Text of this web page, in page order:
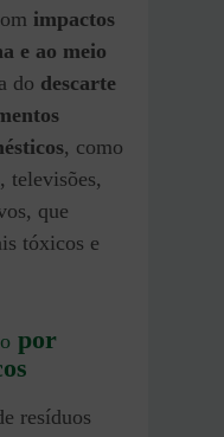
impactos
e ao meio
do descarte
, como
televisões,
que
tóxicos e
por
resíduos